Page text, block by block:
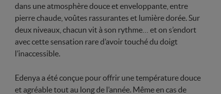
dans une atmosphère douce et enveloppante, entre
pierre chaude, voûtes rassurantes et lumière dorée. Sur
deux niveaux, chacun vit à son rythme… et on s’endort
avec cette sensation rare d’avoir touché du doigt
l’inaccessible.
Edenya a été conçue pour offrir une température douce
et agréable tout au long de l’année. Même en cas de